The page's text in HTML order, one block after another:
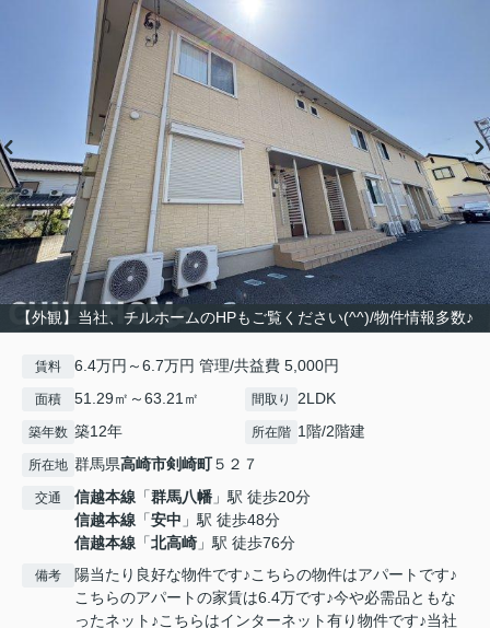
【外観】当社、チルホームのHPもご覧ください(^^)/物件情報多数♪
賃料 6.4万円～6.7万円 管理/共益費 5,000円
面積 51.29㎡～63.21㎡ 間取り 2LDK
築年数 築12年 所在階 1階/2階建
所在地 群馬県高崎市剣崎町５２７
交通 信越本線 「群馬八幡 」駅 徒歩20分
信越本線 「安中 」駅 徒歩48分
信越本線 「北高崎 」駅 徒歩76分
備考
陽当たり良好な物件です♪こちらの物件はアパートです♪
こちらのアパートの家賃は6.4万です♪今や必需品ともな
ったネット♪こちらはインターネット有り物件です♪当社